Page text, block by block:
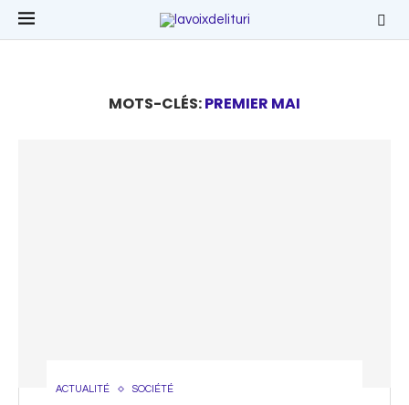
MOTS-CLÉS:PREMIER MAI
ACTUALITÉ SOCIÉTÉ